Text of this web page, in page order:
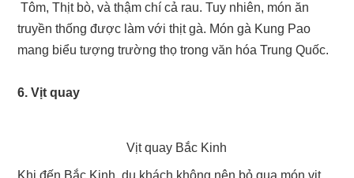
Tôm, Thịt bò, và thậm chí cả rau. Tuy nhiên, món ăn
truyền thống được làm với thịt gà. Món gà Kung Pao
mang biểu tượng trường thọ trong văn hóa Trung Quốc.
6. Vịt quay
Vịt quay Bắc Kinh